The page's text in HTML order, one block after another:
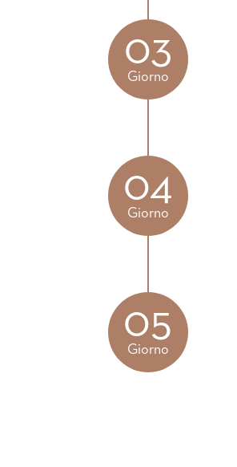
03
Giorno
04
Giorno
05
Giorno